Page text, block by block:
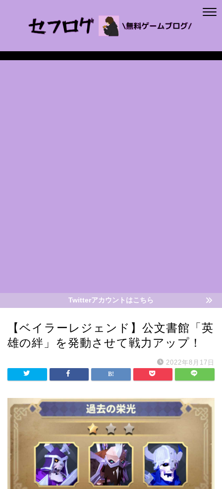
Twitterアカウントはこちら
【ベイラーレジェンド】公文書館「英
雄の絆」を発動させて戦力アップ！
2022年8月17日